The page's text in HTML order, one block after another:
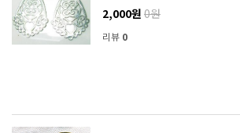
2,000원 0원
리뷰 0